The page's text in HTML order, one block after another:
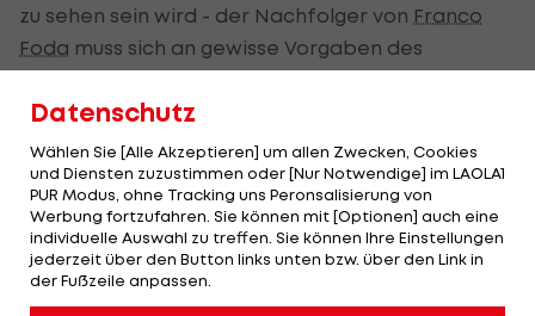
zu sehen sein wird - der Nachfolger von Franco
Foda muss sich an gewisse Vorgaben des
Bereich und kann mich in dem vom Aufsichtsrat
gesteckten finanziellen Rahmen frei bewegen."
Kader muss reduziert werden
Datenschutz
Wählen Sie [Alle Akzeptieren] um allen Zwecken, Cookies
und Diensten zuzustimmen oder [Nur Notwendige] im LAOLA1
PUR Modus, ohne Tracking uns Peronsalisierung von
Werbung fortzufahren. Sie können mit [Optionen] auch eine
individuelle Auswahl zu treffen. Sie können Ihre Einstellungen
jederzeit über den Button links unten bzw. über den Link in
der Fußzeile anpassen.